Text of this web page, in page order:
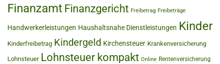
Finanzamt Finanzgericht Freibetrag Freibeträge
Handwerkerleistungen Haushaltsnahe Dienstleistungen Kinder
Kinderfreibetrag Kindergeld Kirchensteuer Krankenversicherung
Lohnsteuer Lohnsteuer kompakt Online Rentenversicherung